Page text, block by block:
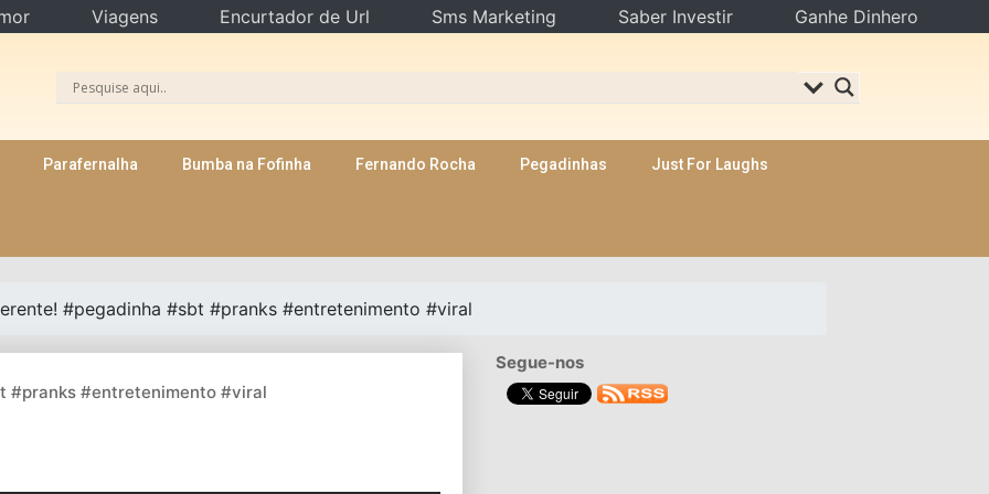
Parafernalha Bumba na Fofinha Fernando Rocha Pegadinhas Just For Laughs
#pegadinha #sbt #pranks #entretenimento #viral
#pranks #entretenimento #viral
Segue-nos
Viagens Encurtador de Url Sms Marketing Saber Investir Ganhe Dinhero